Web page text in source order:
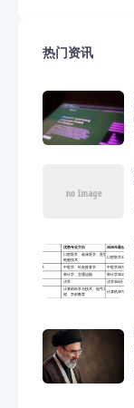
热门资讯